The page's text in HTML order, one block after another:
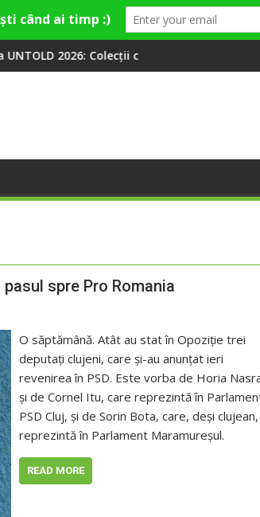
capsulă lansate cu Gina, Smiley și Theo
Peste 100 000 de oameni au
spre Pro Romania
O săptămână. Atât au stat în Opoziţie trei
deputaţi clujeni, care şi-au anunţat ieri
revenirea în PSD. Este vorba de Horia
şi de Cornel Itu, care reprezintă în
PSD Cluj, şi de Sorin Bota, care, deşi clujean,
reprezintă în Parlament Maramureşul.
READ MORE